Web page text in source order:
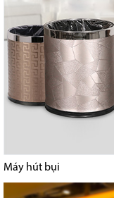
Máy hút bụi